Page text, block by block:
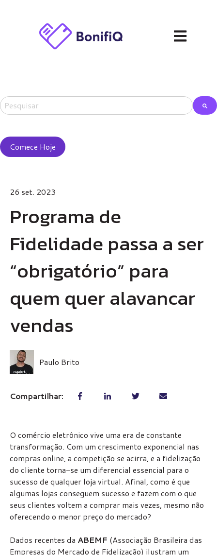
Abrir
Este é um campo de pesquisa com recurso de sugestão
Comece Hoje
26 set. 2023
Programa de
Fidelidade passa a ser
“obrigatório” para
quem quer alavancar
vendas
Paulo Brito
Compartilhar:
O comércio eletrônico vive uma era de constante
transformação. Com um crescimento exponencial nas
compras online, a competição se acirra, e a fidelização
do cliente torna-se um diferencial essencial para o
sucesso de qualquer loja virtual. Afinal, como é que
algumas lojas conseguem sucesso e fazem com o que
seus clientes voltem a comprar mais vezes, mesmo não
oferecendo o menor preço do mercado?
Dados recentes da ABEMF (Associação Brasileira das
Empresas do Mercado de Fidelização) ilustram um